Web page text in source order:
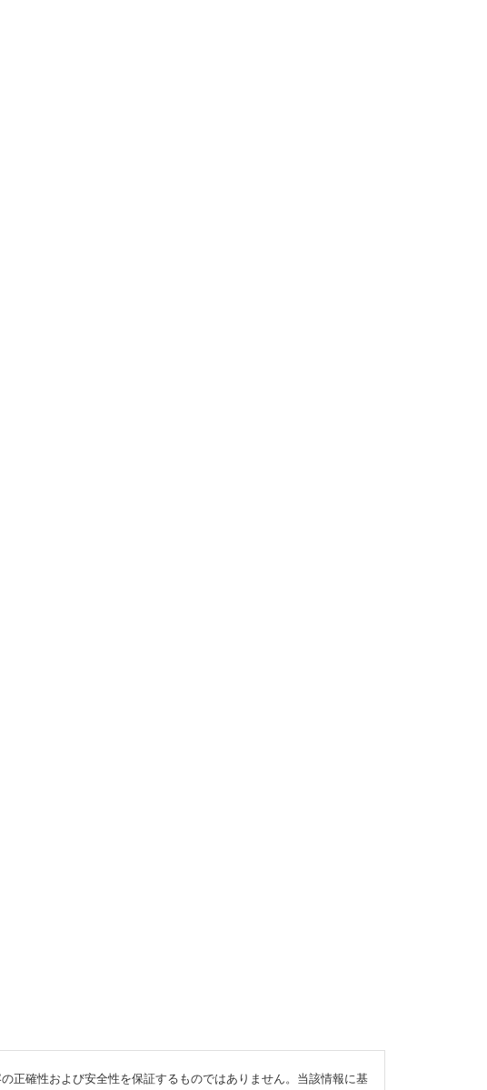
正確性および安全性を保証するものではありません。当該情報に基